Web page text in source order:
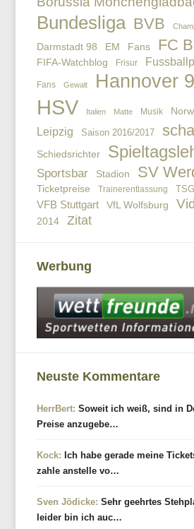
Bundesliga BVB
Darmstadt 98 EM Fans FC
FIFA-Watchblog Frisur
Fans Gewalt Hannover
HSV Italien Matte Musik
Leipzig
Saison 2016/2017
Schiedsrichter
Sportsbar Stadion SV
Ticketpreise Trainerentlassung
VFB Stuttgart VfL Wolfsburg
2014
Zitat
Werbung
Neuste Kommentare
HerrBert: Soweit ich weiß, sind in
Preise anzugebe…
Kock: Ich habe gerade meine
zahle anstelle vo…
Sven Jödicke: Sehr geehrtes
leider bin ich auc…